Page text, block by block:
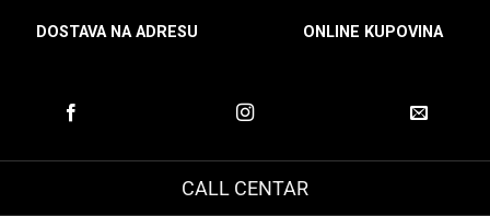
DOSTAVA NA ADRESU ONLINE KUPOVINA
CALL CENTAR